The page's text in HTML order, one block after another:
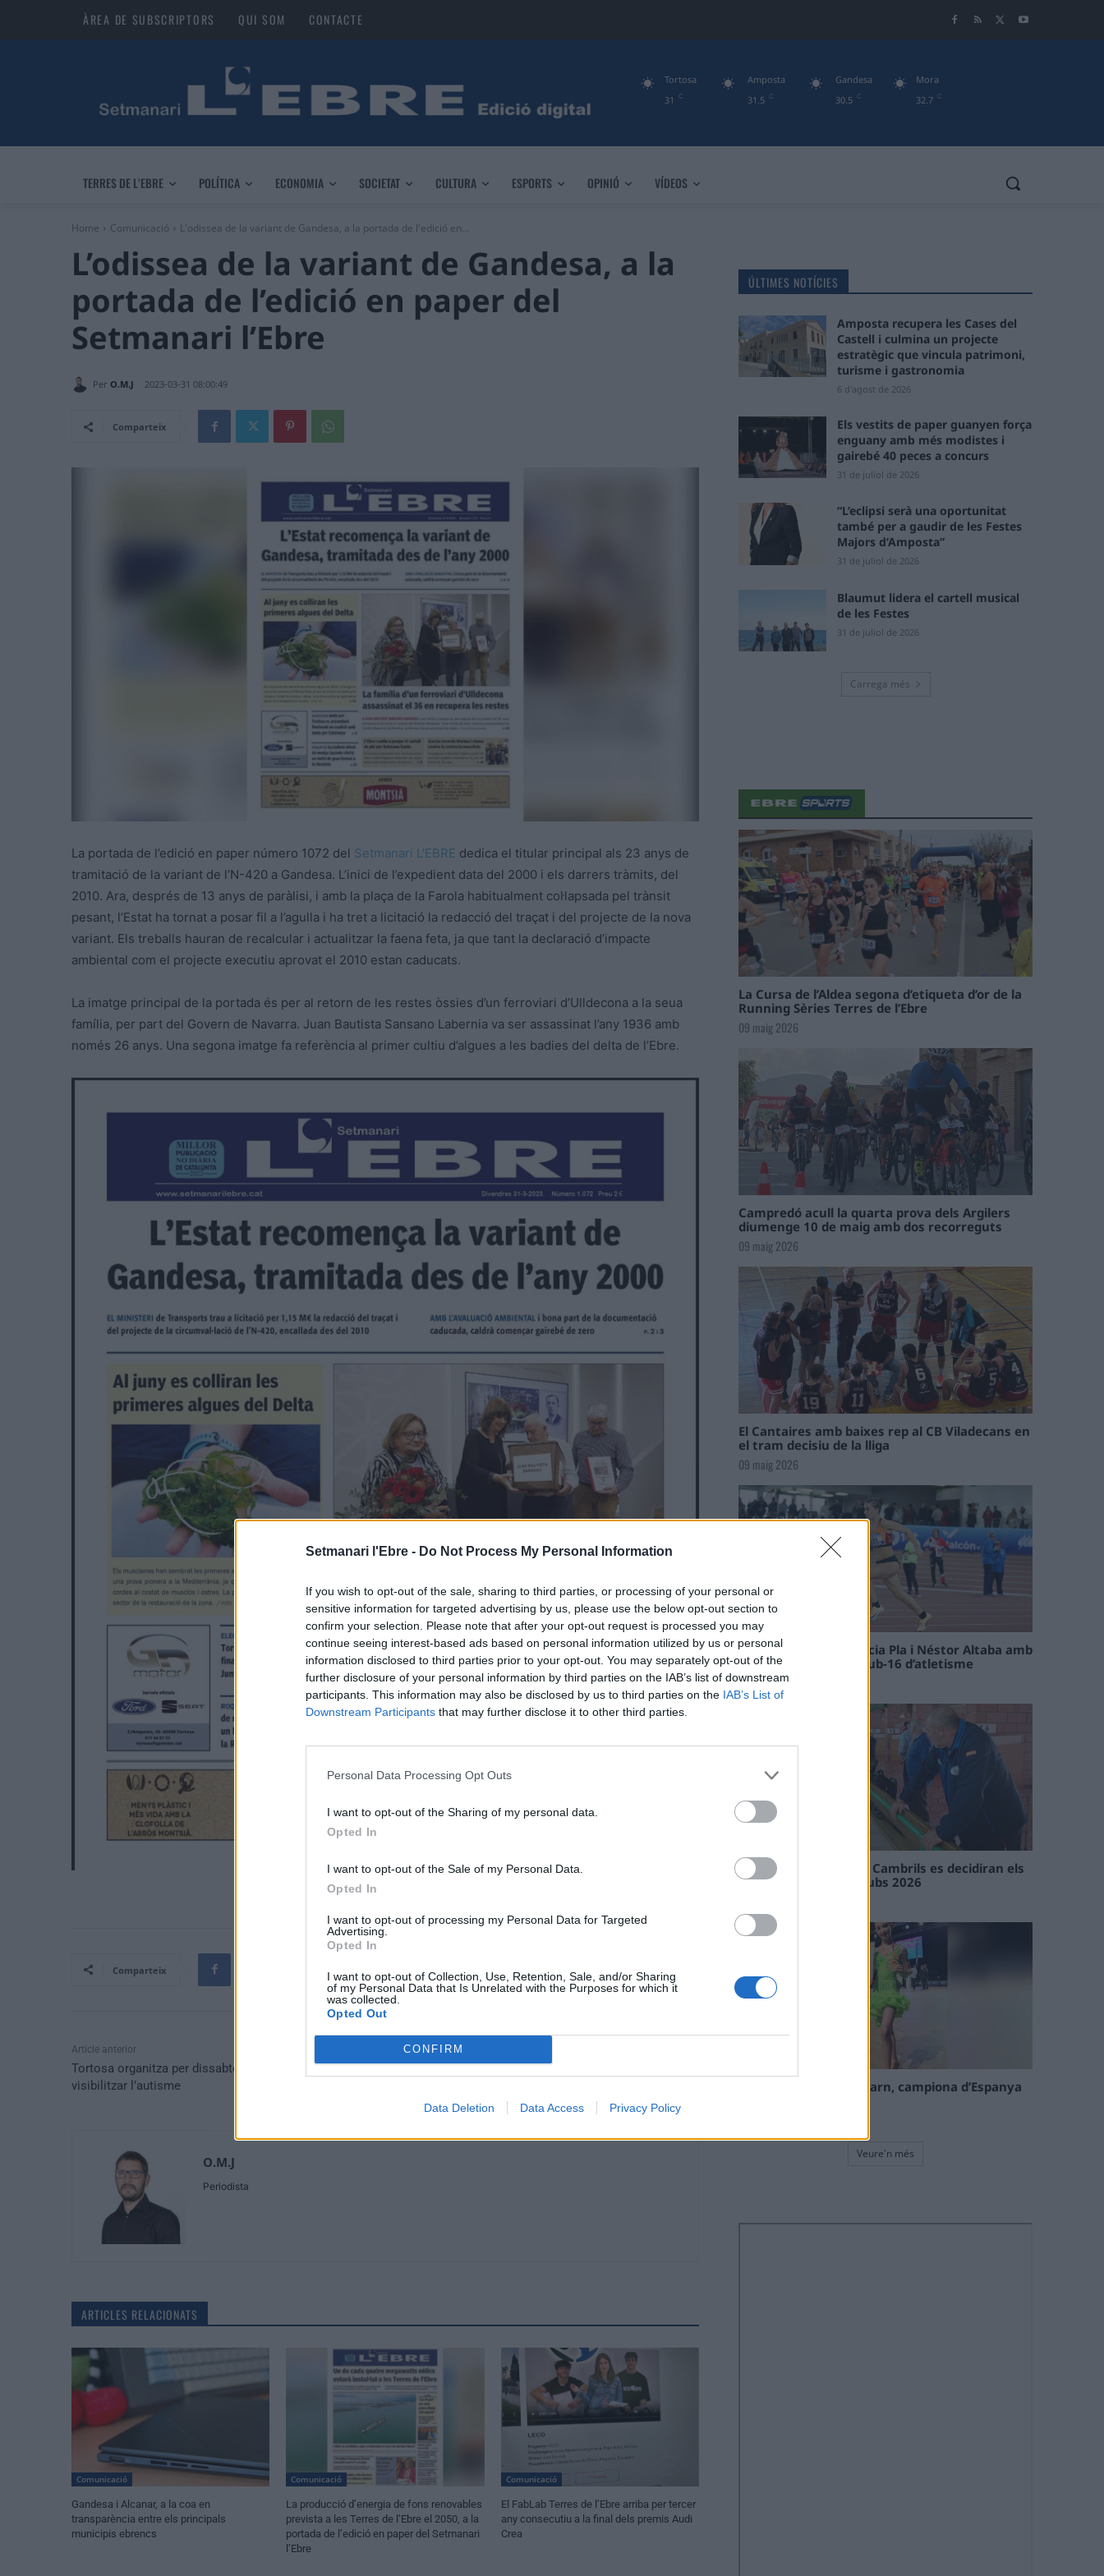
Setmanari l'Ebre - Do Not Process My Personal Information
If you wish to opt-out of the sale, sharing to third parties, or processing of your personal or
sensitive information for targeted advertising by us, please use the below opt-out section to
confirm your selection. Please note that after your opt-out request is processed you may
continue seeing interest-based ads based on personal information utilized by us or personal
information disclosed to third parties prior to your opt-out. You may separately opt-out of the
further disclosure of your personal information by third parties on the IAB’s list of downstream
participants. This information may also be disclosed by us to third parties on the IAB’s List of
Downstream Participants that may further disclose it to other third parties.
Personal Data Processing Opt Outs
I want to opt-out of the Sharing of my personal data.
Opted In
I want to opt-out of the Sale of my Personal Data.
Opted In
I want to opt-out of processing my Personal Data for Targeted
Advertising.
Opted In
I want to opt-out of Collection, Use, Retention, Sale, and/or Sharing
of my Personal Data that Is Unrelated with the Purposes for which it
was collected.
Opted Out
CONFIRM
Data Deletion Data Access Privacy Policy
ÀREA DE SUBSCRIPTORS QUI SOM CONTACTE
31 C
Tortosa
31.5 C
Amposta
30.5 C
Gandesa
32.7 C
Mora
TERRES DE L’EBRE POLÍTICA ECONOMIA SOCIETAT CULTURA ESPORTS OPINIÓ VÍDEOS
Home Comunicació L'odissea de la variant de Gandesa, a la portada de l'edició en...
L’odissea de la variant de Gandesa, a la
portada de l’edició en paper del
Setmanari l’Ebre
Per O.M.J 2023-03-31 08:00:49
Comparteix
La portada de l’edició en paper número 1072 del Setmanari L’EBRE dedica el titular principal als 23 anys de
tramitació de la variant de l’N-420 a Gandesa. L’inici de l’expedient data del 2000 i els darrers tràmits, del
2010. Ara, després de 13 anys de paràlisi, i amb la plaça de la Farola habitualment col·lapsada pel trànsit
pesant, l’Estat ha tornat a posar fil a l’agulla i ha tret a licitació la redacció del traçat i del projecte de la nova
variant. Els treballs hauran de recalcular i actualitzar la faena feta, ja que tant la declaració d’impacte
ambiental com el projecte executiu aprovat el 2010 estan caducats.
La imatge principal de la portada és per al retorn de les restes òssies d’un ferroviari d’Ulldecona a la seua
família, per part del Govern de Navarra. Juan Bautista Sansano Labernia va ser assassinat l’any 1936 amb
només 26 anys. Una segona imatge fa referència al primer cultiu d’algues a les badies del delta de l’Ebre.
Comparteix
Article anterior
Tortosa organitza per dissabte una caminada per
visibilitzar l’autisme
El nou Espai Joan Moreira, un equipament que fa
O.M.J
Periodista
ARTICLES RELACIONATS
Comunicació
Gandesa i Alcanar, a la coa en
transparència entre els principals
municipis ebrencs
Comunicació
La producció d’energia de fons renovables
prevista a les Terres de l’Ebre el 2050, a la
portada de l’edició en paper del Setmanari
l’Ebre
Comunicació
El FabLab Terres de l’Ebre arriba per tercer
any consecutiu a la final dels premis Audi
Crea
ÚLTIMES NOTÍCIES
Amposta recupera les Cases del
Castell i culmina un projecte
estratègic que vincula patrimoni,
turisme i gastronomia
6 d'agost de 2026
Els vestits de paper guanyen força
enguany amb més modistes i
gairebé 40 peces a concurs
31 de juliol de 2026
“L’eclipsi serà una oportunitat
també per a gaudir de les Festes
Majors d’Amposta”
31 de juliol de 2026
Blaumut lidera el cartell musical
de les Festes
31 de juliol de 2026
Carrega més
La Cursa de l’Aldea segona d’etiqueta d’or de la
Running Sèries Terres de l’Ebre
09 maig 2026
Campredó acull la quarta prova dels Argilers
diumenge 10 de maig amb dos recorreguts
09 maig 2026
El Cantaires amb baixes rep al CB Viladecans en
el tram decisiu de la lliga
09 maig 2026
Paula Sintorres, Patrícia Pla i Néstor Altaba amb
la selecció catalana sub-16 d’atletisme
08 maig 2026
En les tirades de Flix i Cambrils es decidiran els
campions de l’Interclubs 2026
La tortosina Cinta Talarn, campiona d’Espanya
Veure'n més